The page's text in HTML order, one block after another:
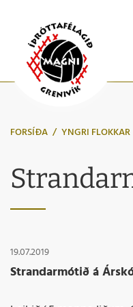
FORSÍÐA / YNGRI FLOKKAR
19.07.2019
Strandarmótið á